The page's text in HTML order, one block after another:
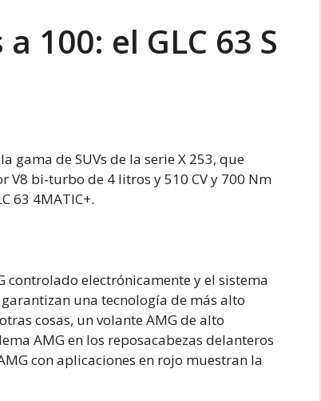
100: el GLC 63 S
gama de SUVs de la serie X 253, que
V8 bi-turbo de 4 litros y 510 CV y 700 Nm
63 4MATIC+.
electrónicamente y el sistema
una tecnología de más alto
cosas, un volante AMG de alto
AMG en los reposacabezas delanteros
con aplicaciones en rojo muestran la